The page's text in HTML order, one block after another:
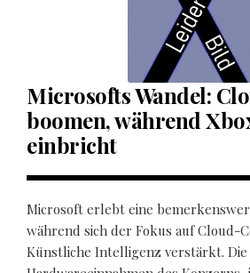
Microsofts Wandel:
boomen, während
einbricht
Microsoft erlebt eine
während sich der Fokus auf Cloud-
Künstliche Intelligenz verstärkt.